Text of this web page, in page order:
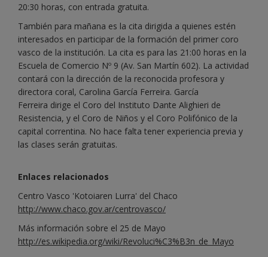
20:30 horas, con entrada gratuita.
También para mañana es la cita dirigida a quienes estén
interesados en participar de la formación del primer coro
vasco de la institución. La cita es para las 21:00 horas en la
Escuela de Comercio Nº 9 (Av. San Martín 602). La actividad
contará con la dirección de la reconocida profesora y
directora coral, Carolina García Ferreira. García
Ferreira dirige el Coro del Instituto Dante Alighieri de
Resistencia, y el Coro de Niños y el Coro Polifónico de la
capital correntina. No hace falta tener experiencia previa y
las clases serán gratuitas.
Enlaces relacionados
Centro Vasco 'Kotoiaren Lurra' del Chaco
http://www.chaco.gov.ar/centrovasco/
Más información sobre el 25 de Mayo
http://es.wikipedia.org/wiki/Revoluci%C3%B3n_de_Mayo